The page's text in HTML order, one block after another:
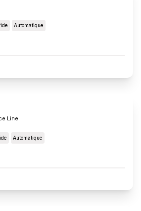
Automatique
Line
Automatique